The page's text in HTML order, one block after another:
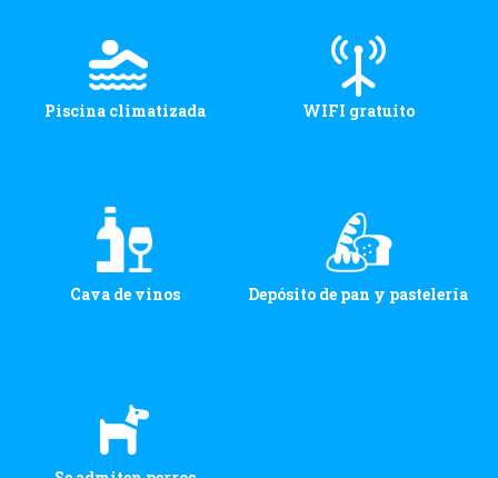
Piscina climatizada WIFI gratuito
Cava de vinos Depósito de pan y pastelería